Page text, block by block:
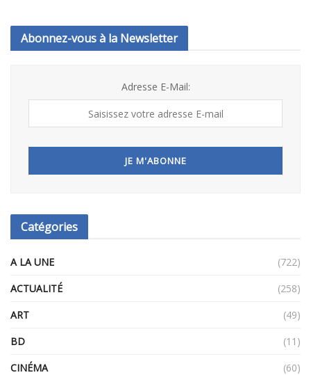
Abonnez-vous à la Newsletter
Adresse E-Mail:
Catégories
A LA UNE
(722)
ACTUALITÉ
(258)
ART
(49)
BD
(11)
CINÉMA
(60)